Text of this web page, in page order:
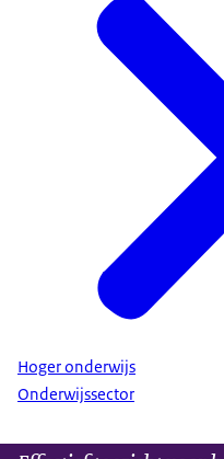
Hoger onderwijs
Onderwijssector